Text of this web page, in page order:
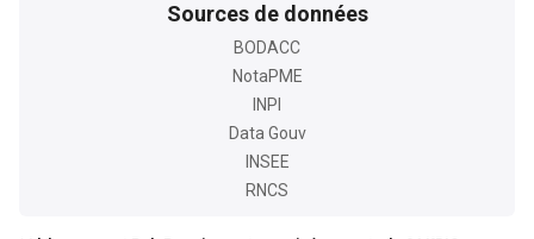
Sources de données
BODACC
NotaPME
INPI
Data Gouv
INSEE
RNCS